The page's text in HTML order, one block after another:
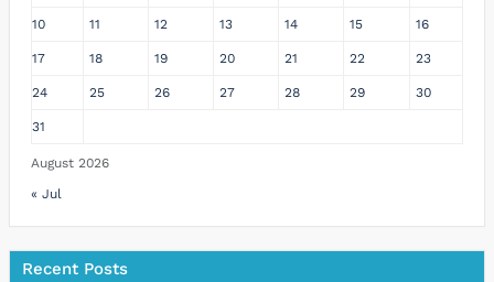
August 2026
10 11 12 13 14 15 16
17 18 19 20 21 22 23
24 25 26 27 28 29 30
31
« Jul
Recent Posts